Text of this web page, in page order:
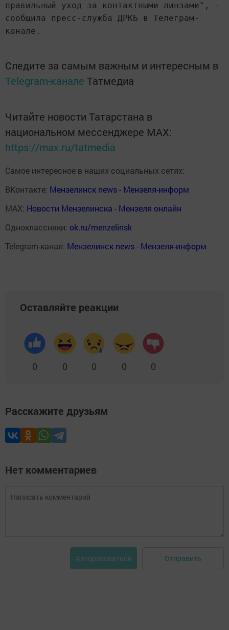
правильный уход за контактными линзами", -
сообщила пресс-служба ДРКБ в Телеграм-
канале.
Следите за самым важным и интересным в
Telegram-канале Татмедиа
Читайте новости Татарстана в
национальном мессенджере MАХ:
https://max.ru/tatmedia
Самое интересное в наших социальных сетях:
ВКонтакте: Мензелинск news - Мензеля-информ
MAX: Новости Мензелинска - Мензеля онлайн
Одноклассники: ok.ru/menzelinsk
Telegram-канал: Мензелинск news - Мензеля-информ
Оставляйте реакции
0 0 0 0 0
Расскажите друзьям
Нет комментариев
Авторизоваться Отправить